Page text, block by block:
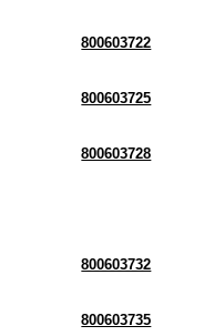
800603722
800603725
800603728
800603732
800603735